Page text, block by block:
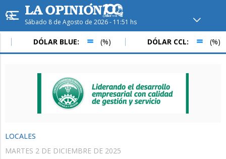
Sábado 8 de Agosto de 2026 - 11:51 hs
Hoy enRafaela ver clima
Mín / Máx
Humedad
Presión
DÓLAR BLUE: (%) DÓLAR CCL: (%)
LOCALES
MARTES 2 DE DICIEMBRE DE 2025